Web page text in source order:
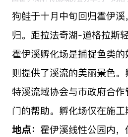
狗鲑于十月中旬回归霍伊
归。距拉法奇湖-道格拉斯
霍伊溪孵化场是捕捉鱼类
则提供了溪流的美丽景色
特溪流域协会与市政府合
门的帮助。孵化场仅在施工
地点： 霍伊溪线性公园内